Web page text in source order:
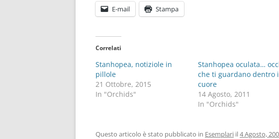
E-mail Stampa
Correlati
Stanhopea, notiziole in
pillole
21 Ottobre, 2015
In "Orchids"
Stanhopea oculata…
che ti guardano dentro
cuore
14 Agosto, 2011
In "Orchids"
Questo articolo è stato pubblicato in Esemplari il4 Agosto,